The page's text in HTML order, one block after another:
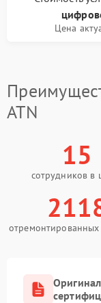
Цена
ATN
15
сотрудников в
отремонтированных